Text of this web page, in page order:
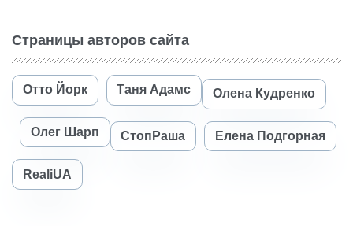
Страницы авторов сайта
Отто Йорк Таня Адамс Олена Кудренко
Олег Шарп СтопРаша Елена Подгорная
RealiUA